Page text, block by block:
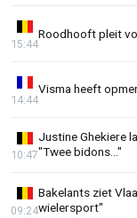
Roodhooft pleit
15:44
Visma heeft
14:44
Justine Ghekiere
"Twee bidons..."
10:47
Bakelants ziet
wielersport"
09:24